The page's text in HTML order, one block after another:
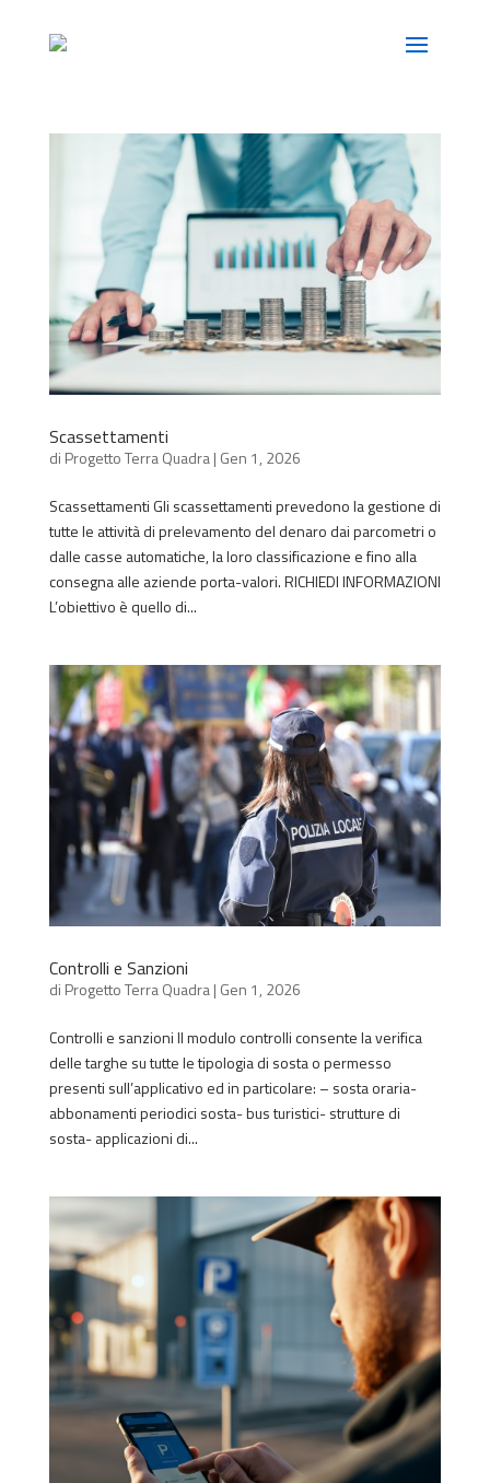
Scassettamenti
di Progetto Terra Quadra| Gen 1, 2026
Scassettamenti Gli scassettamenti prevedono la gestione di
tutte le attività di prelevamento del denaro dai parcometri o
dalle casse automatiche, la loro classificazione e fino alla
consegna alle aziende porta-valori. RICHIEDI INFORMAZIONI
L’obiettivo è quello di...
Controlli e Sanzioni
di Progetto Terra Quadra| Gen 1, 2026
Controlli e sanzioni Il modulo controlli consente la verifica
delle targhe su tutte le tipologia di sosta o permesso
presenti sull’applicativo ed in particolare: – sosta oraria-
abbonamenti periodici sosta- bus turistici- strutture di
sosta- applicazioni di...